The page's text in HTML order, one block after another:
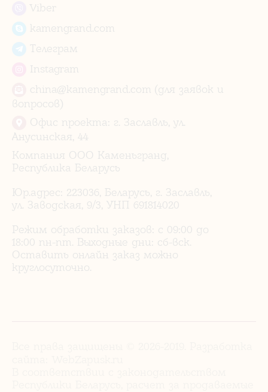
Viber
kamengrand.com
Телеграм
Instagram
china@kamengrand.com (для заявок и
вопросов)
Офис проекта: г. Заславль, ул.
Анусинская, 44
Компания ООО Каменьгранд,
Республика Беларусь
Юр.адрес: 223036, Беларусь, г. Заславль,
ул. Заводская, 9/3, УНП 691814020
Режим обработки заказов: с 09:00 до
18:00 пн-пт. Выходные дни: сб-вск.
Оставить онлайн заказ можно
круглосуточно.